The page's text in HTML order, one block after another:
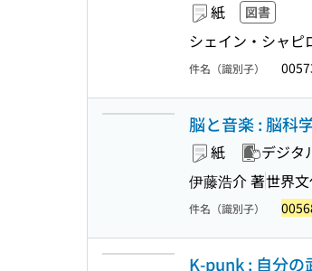
紙 図書
シェイン・シャピ
件名（識別子）
脳と音楽 : 脳科
紙 デジタ
伊藤浩介 著世界
件名（識別子）
K-punk : 自分の